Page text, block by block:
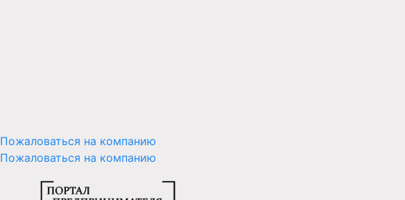
Пожаловаться на компанию
Пожаловаться на компанию